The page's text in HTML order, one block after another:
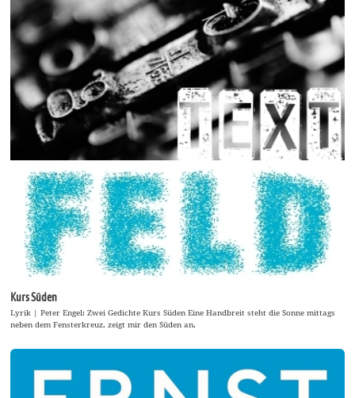
Kurs Süden
Lyrik | Peter Engel: Zwei Gedichte Kurs Süden Eine Handbreit steht die Sonne mittags
neben dem Fensterkreuz, zeigt mir den Süden an,